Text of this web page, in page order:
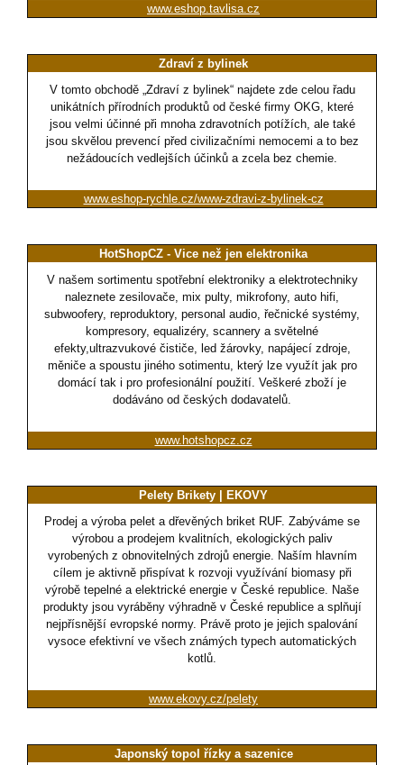
www.eshop.tavlisa.cz
Zdraví z bylinek
V tomto obchodě „Zdraví z bylinek“ najdete zde celou řadu
unikátních přírodních produktů od české firmy OKG, které
jsou velmi účinné při mnoha zdravotních potížích, ale také
jsou skvělou prevencí před civilizačními nemocemi a to bez
nežádoucích vedlejších účinků a zcela bez chemie.
www.eshop-rychle.cz/www-zdravi-z-bylinek-cz
HotShopCZ - Vice než jen elektronika
V našem sortimentu spotřební elektroniky a elektrotechniky
naleznete zesilovače, mix pulty, mikrofony, auto hifi,
subwoofery, reproduktory, personal audio, řečnické systémy,
kompresory, equalizéry, scannery a světelné
efekty,ultrazvukové čističe, led žárovky, napájecí zdroje,
měniče a spoustu jiného sotimentu, který lze využít jak pro
domácí tak i pro profesionální použití. Veškeré zboží je
dodáváno od českých dodavatelů.
www.hotshopcz.cz
Pelety Brikety | EKOVY
Prodej a výroba pelet a dřevěných briket RUF. Zabýváme se
výrobou a prodejem kvalitních, ekologických paliv
vyrobených z obnovitelných zdrojů energie. Naším hlavním
cílem je aktivně přispívat k rozvoji využívání biomasy při
výrobě tepelné a elektrické energie v České republice. Naše
produkty jsou vyráběny výhradně v České republice a splňují
nejpřísnější evropské normy. Právě proto je jejich spalování
vysoce efektivní ve všech známých typech automatických
kotlů.
www.ekovy.cz/pelety
Japonský topol řízky a sazenice